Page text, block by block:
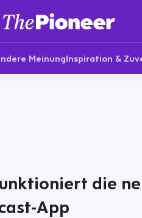
MeinungInspiration &
die
App